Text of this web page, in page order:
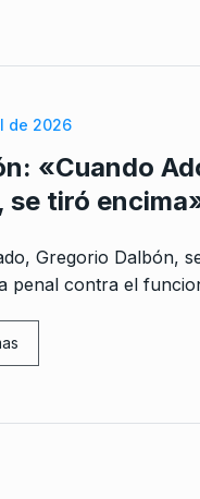
de 2026
«Cuando
se tiró
Gregorio Dalbón,
penal contra el